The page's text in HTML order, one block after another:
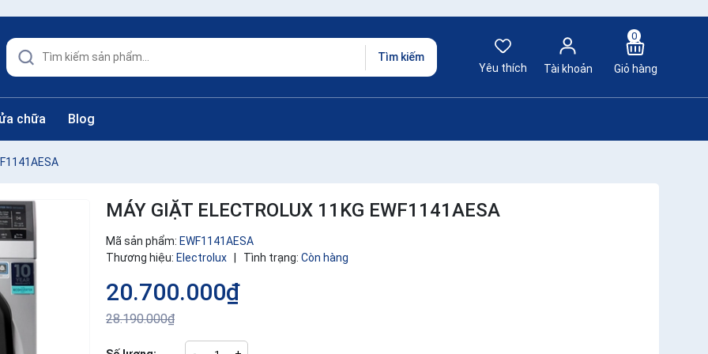
Tìm kiếm
Yêu thích
Tài khoản
0
Giỏ hàng
chữa Blog
MÁY GIẶT ELECTROLUX 11KG EWF1141AESA
Mã sản phẩm: EWF1141AESA
Thương hiệu: Electrolux Tình trạng: Còn hàng
20.700.000₫
28.190.000₫